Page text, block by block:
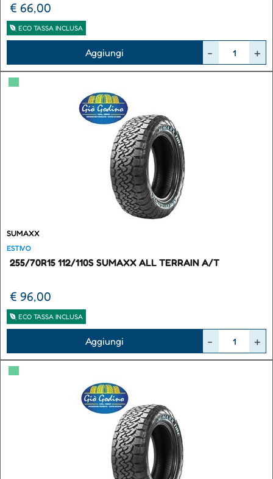
€ 66,00
ECO TASSA INCLUSA
Aggiungi
▀
SUMAXX
ESTIVO
255/70R15 112/110S SUMAXX ALL TERRAIN A/T
€ 96,00
ECO TASSA INCLUSA
Aggiungi
▀